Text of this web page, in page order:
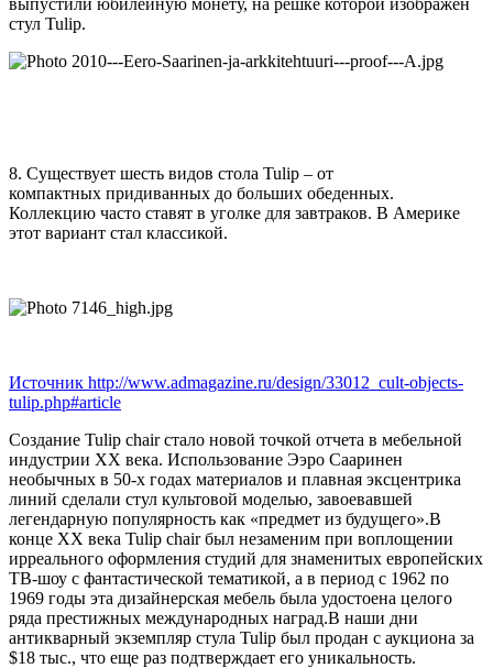
стул Tulip.
8. Существует шесть видов стола Tulip – от
компактных придиванных до больших обеденных.
Коллекцию часто ставят в уголке для завтраков. В Америке
этот вариант стал классикой.
Источник http://www.admagazine.ru/design/33012_cult-objects-
tulip.php#article
Создание Tulip chair стало новой точкой отчета в мебельной
индустрии XX века. Использование Ээро Сааринен
необычных в 50-х годах материалов и плавная эксцентрика
линий сделали стул культовой моделью, завоевавшей
легендарную популярность как «предмет из будущего».В
конце XX века Tulip chair был незаменим при воплощении
ирреального оформления студий для знаменитых европейских
ТВ-шоу с фантастической тематикой, а в период с 1962 по
1969 годы эта дизайнерская мебель была удостоена целого
ряда престижных международных наград.В наши дни
антикварный экземпляр стула Tulip был продан с аукциона за
$18 тыс., что еще раз подтверждает его уникальность.